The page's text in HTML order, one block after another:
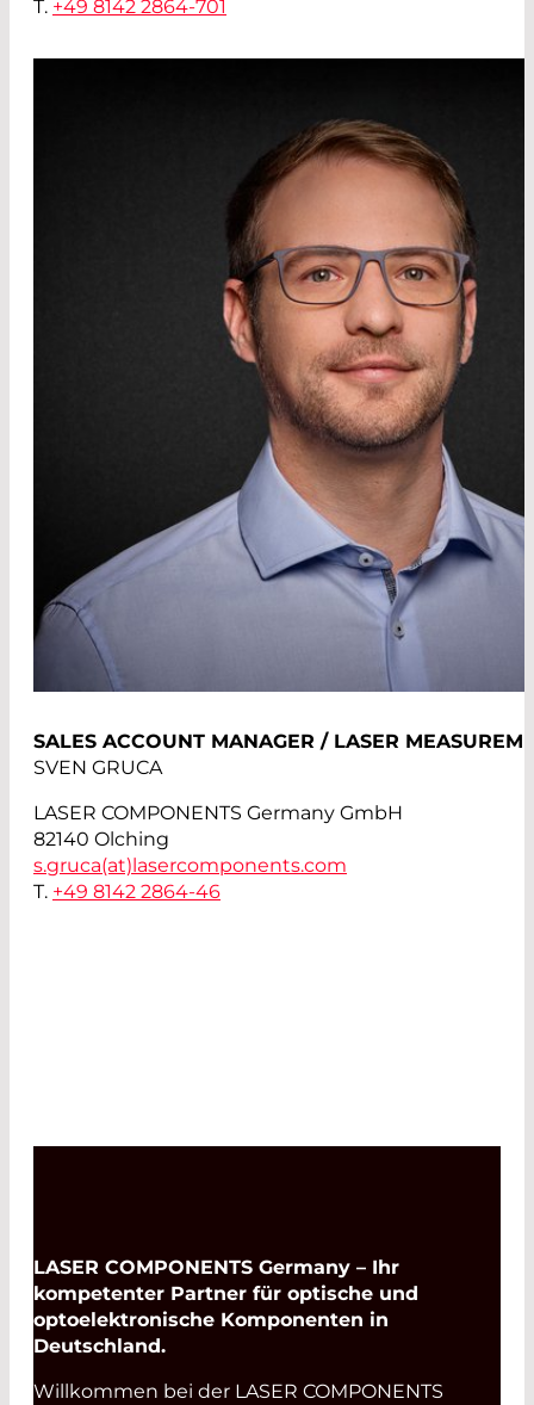
T. +49 8142 2864-701
SALES ACCOUNT MANAGER / LASER
SVEN GRUCA
LASER COMPONENTS Germany GmbH
82140 Olching
s.gruca(at) lasercomponents.com
T. +49 8142 2864-46
LASER COMPONENTS Germany – Ihr
kompetenter Partner für optische und
optoelektronische Komponenten in
Deutschland.
Willkommen bei der LASER COMPONENTS